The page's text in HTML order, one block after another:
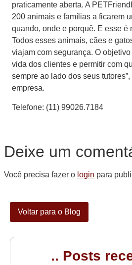
praticamente aberta. A
200 animais e famílias a ficarem
quando, onde e porquê. E esse é
Todos esses animais, cães e
viajam com segurança. O
vida dos clientes e permitir com
sempre ao lado dos seus
empresa.
Telefone: (11) 99026.7184
Deixe um
Você precisa fazer o login para
Voltar para o Blog
.. Posts